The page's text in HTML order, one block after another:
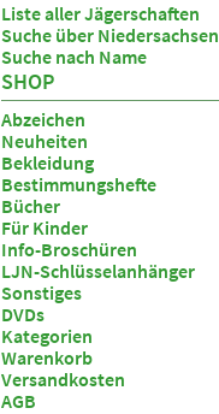
Liste aller Jägerschaften
Suche über
Suche nach Name
SHOP
Abzeichen
Neuheiten
Bekleidung
Bestimmungshefte
Bücher
Für Kinder
Info-Broschüren
LJN-Schlüsselanhänger
Sonstiges
DVDs
Kategorien
Warenkorb
Versandkosten
AGB